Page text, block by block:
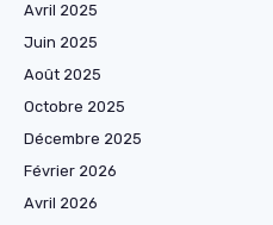
Avril 2025
Juin 2025
Août 2025
Octobre 2025
Décembre 2025
Février 2026
Avril 2026